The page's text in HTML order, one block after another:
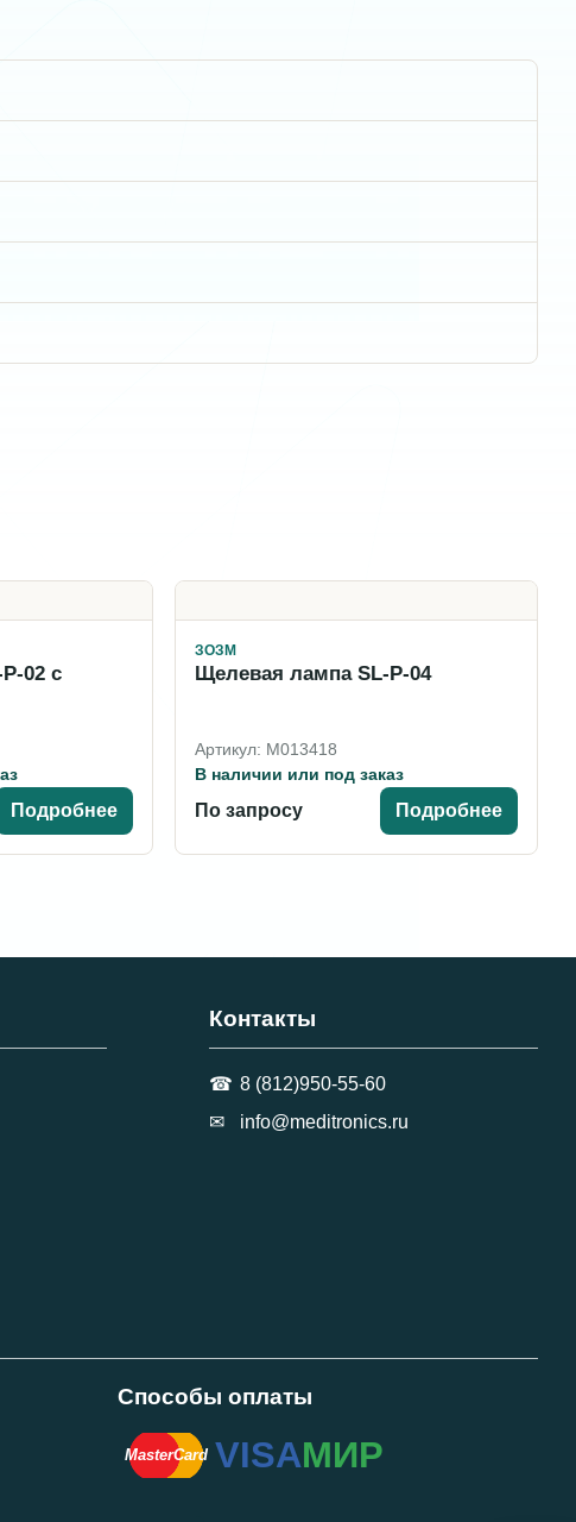
02 с
Подробнее
ЗОЗМ
Щелевая лампа SL-P-04
Артикул: M013418
В наличии или под заказ
По запросу Подробнее
Контакты
8 (812)950-55-60
info@meditronics.ru
Способы оплаты
MasterCard VISAМИР